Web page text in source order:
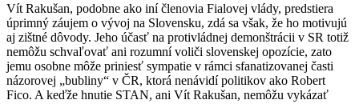
Vít Rakušan, podobne ako iní členovia Fialovej vlády, predstiera
úprimný záujem o vývoj na Slovensku, zdá sa však, že ho motivujú
aj zištné dôvody. Jeho účasť na protivládnej demonštrácii v SR totiž
nemôžu schvaľovať ani rozumní voliči slovenskej opozície, zato
jemu osobne môže priniesť sympatie v rámci sfanatizovanej časti
názorovej „bubliny“ v ČR, ktorá nenávidí politikov ako Robert
Fico. A keďže hnutie STAN, ani Vít Rakušan, nemôžu vykázať